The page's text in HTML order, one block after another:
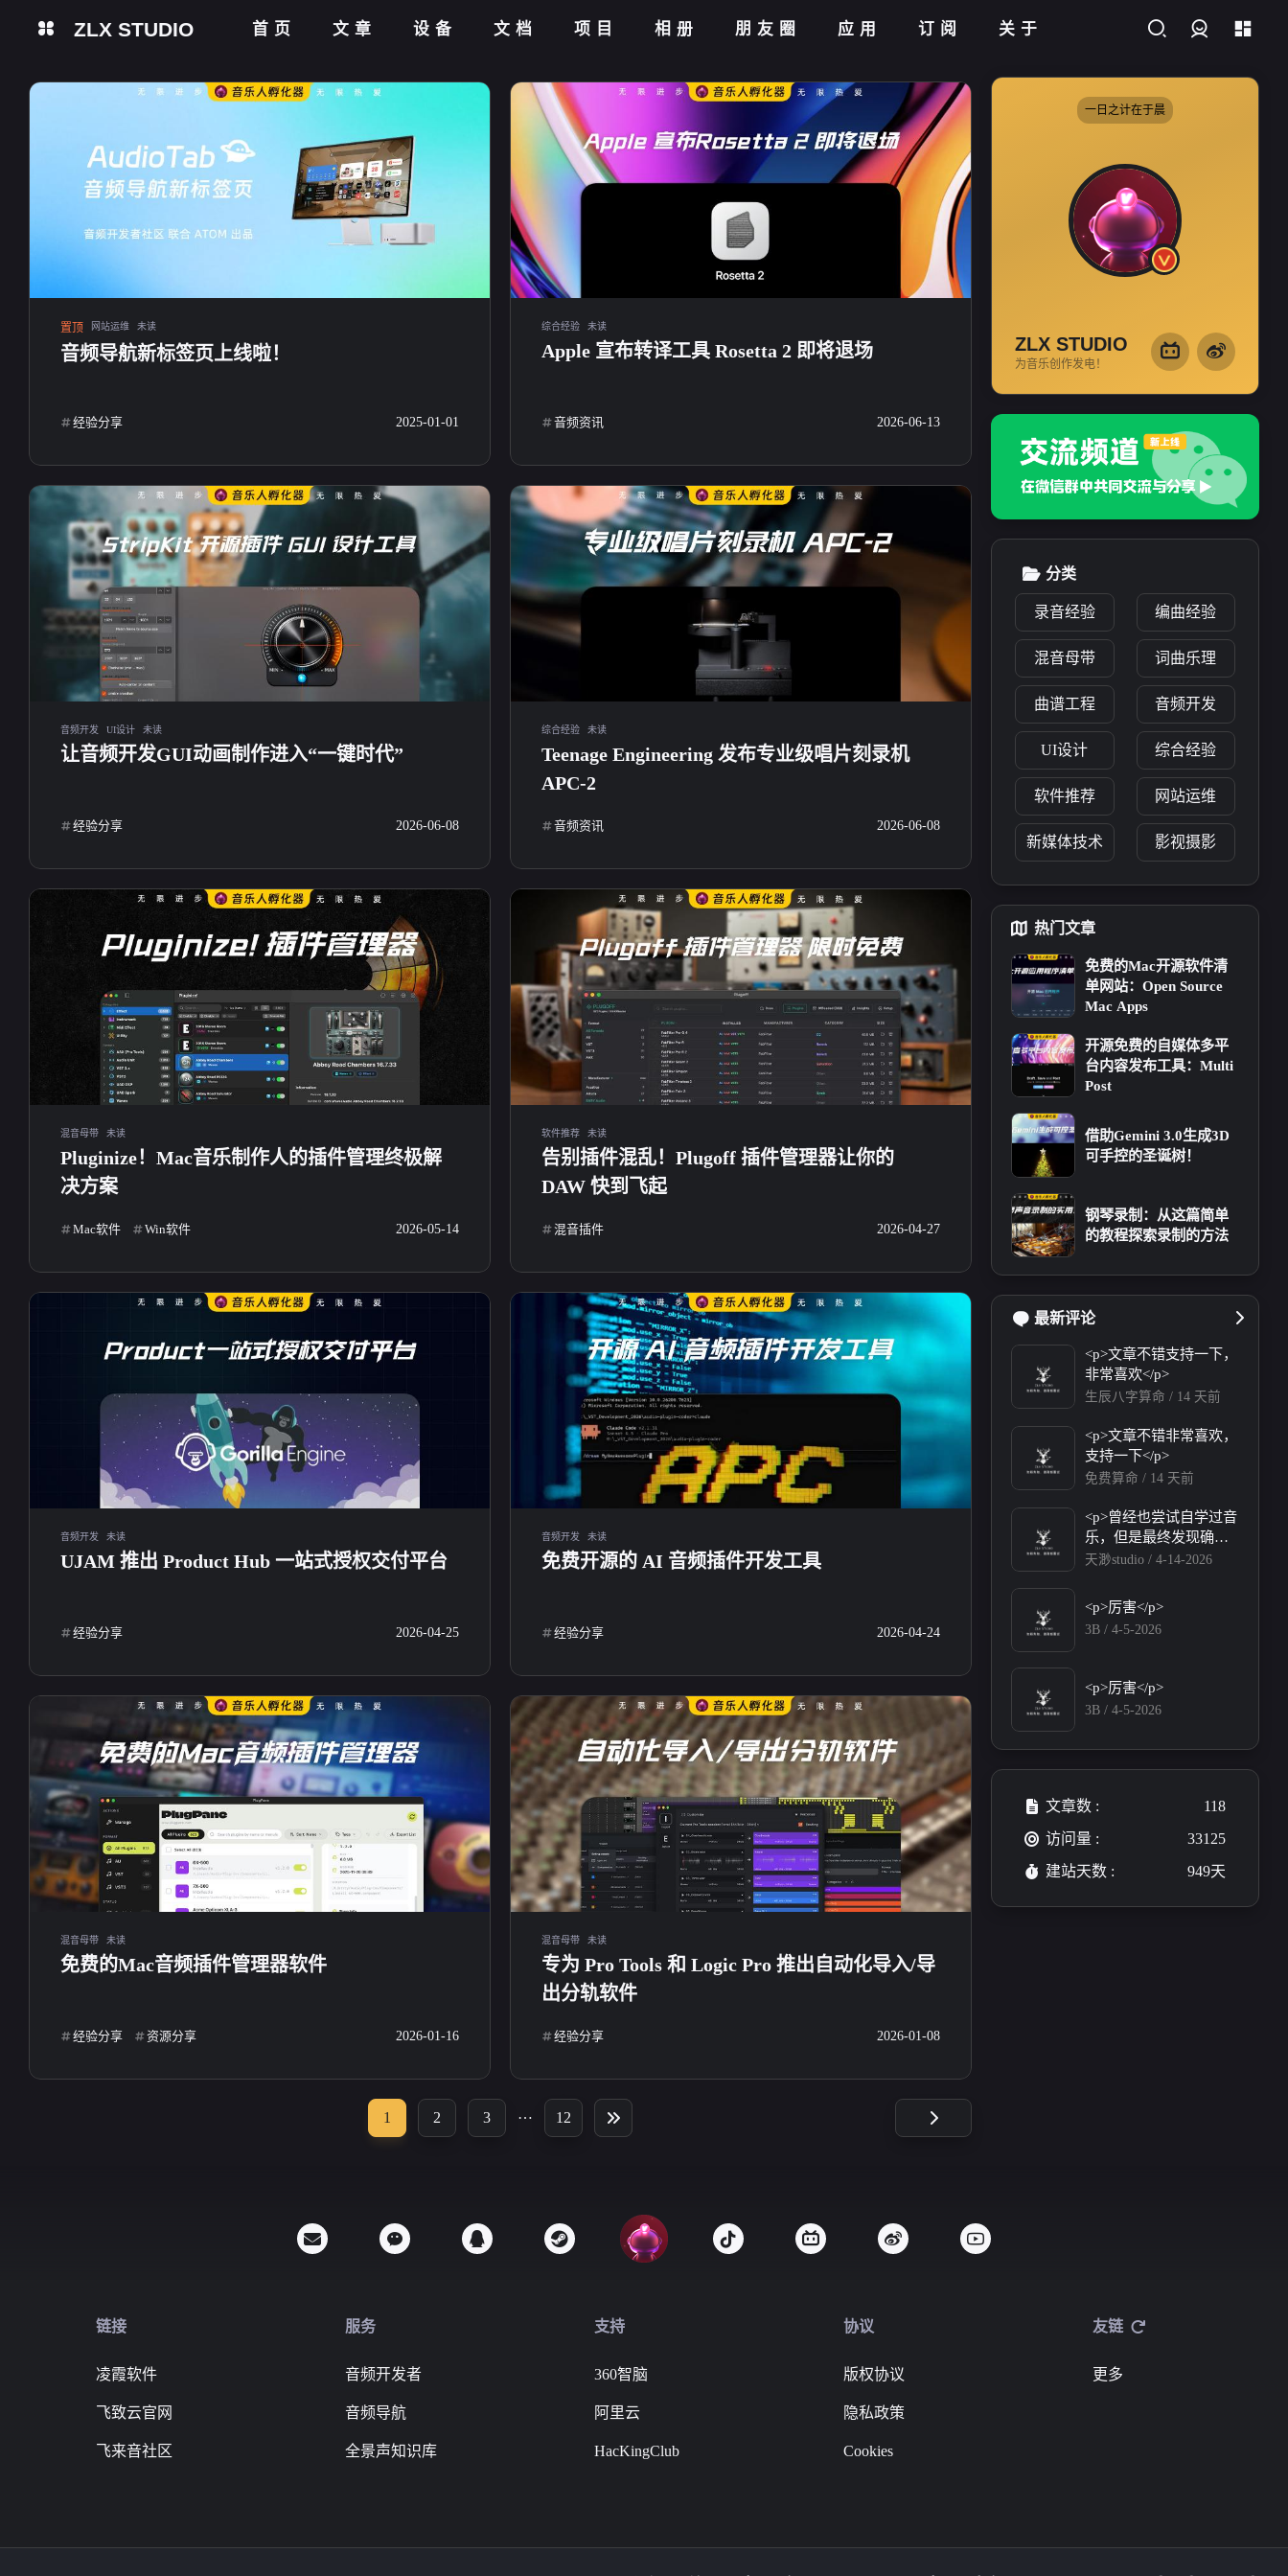
最近评论
stonewu
<p>文章不错支持一下，非常
喜欢</p>
14 天前
stonewu
<p>文章不错非常喜欢，支持
一下</p>
14 天前
<p>曾经也尝试自学过音乐，
但是最终发现确实没有这天
赋😂，还是有望以后靠AI音
互换下博主</p><p>我的名
href="https://tianmiao.site">htt
网站描述:天渺studio的小站
头像: <a target="_blank"
href="https://s21.ax1x.com/20
24/12/22/pAXtJat.jpg">https://
s21.ax1x.com/2024/12/22/pAX
tJat.jpg</a></p><p>网站RSS:
href="https://blog.tianmiao.site
/feed.xml">https://blog.tianmi
stonewu
<p>厉害</p>
<p>厉害</p>
4-5-2026
<p>我的名称: 小林酱博客
target="_blank"
m">https://blog.zxiaolin.com<
/a></p><p>网站描述: 小林酱
博客-记录生活，专注于自媒
体资源分享</p><p>网站头
像: <a target="_blank"
href="https://cdn.zxiaolin.com/
dn.zxiaolin.com/imgas/humuzi
4-2-2026
寻找感兴趣的领域
资源分享21 Win软件5 编曲音源8 混音插件2 曲谱分享
经验分享79 Mac软件10
六月 2026 五月 2026
1篇
四月 2026
3篇
一月 2026
十二月 2025 十月 2025 八月 2025
6
七月 2025
11篇
三月 2025
9篇
二月 2025
5篇 4篇
十二月 2024
3篇
十一月 2024
8篇
九月 2024
17篇
微信 支付宝
ZLX STUDIO 首页 文章 设备 文档 项目 相册 朋友圈 应用 订阅 关于
置顶 网站运维 未读
音频导航新标签页上线啦！
经验分享 2025-01-01
综合经验 未读
Apple 宣布转译工具 Rosetta 2 即将退场
音频资讯 2026-06-13
音频开发 UI设计 未读
让音频开发GUI动画制作进入“一键时代”
经验分享 2026-06-08
综合经验 未读
Teenage Engineering 发布专业级唱片刻录机
APC-2
音频资讯 2026-06-08
混音母带 未读
Pluginize！Mac音乐制作人的插件管理终极解
决方案
Mac软件 Win软件 2026-05-14
软件推荐 未读
告别插件混乱！Plugoff 插件管理器让你的
DAW 快到飞起
混音插件 2026-04-27
音频开发 未读
UJAM 推出 Product Hub 一站式授权交付平台
经验分享 2026-04-25
音频开发 未读
免费开源的 AI 音频插件开发工具
经验分享 2026-04-24
混音母带 未读
免费的Mac音频插件管理器软件
经验分享 资源分享 2026-01-16
混音母带 未读
专为 Pro Tools 和 Logic Pro 推出自动化导入/导
出分轨软件
经验分享 2026-01-08
1 2 3 … 12
一日之计在于晨
编曲、混音
等相关的问题和看法，还有在
音乐制作中的经验分享。相信
你可以在这里找到对你有用的
ZLX STUDIO
为音乐创作发电！
分类
录音经验 编曲经验
混音母带 词曲乐理
曲谱工程 音频开发
UI设计 综合经验
软件推荐 网站运维
新媒体技术 影视摄影
热门文章
免费的Mac开源软件清
单网站：Open Source
Mac Apps
开源免费的自媒体多平
台内容发布工具：Multi
Post
借助Gemini 3.0生成3D
可手控的圣诞树！
钢琴录制：从这篇简单
的教程探索录制的方法
最新评论
<p>文章不错支持一下，
非常喜欢</p>
生辰八字算命 / 14 天前
<p>文章不错非常喜欢，
支持一下</p>
免费算命 / 14 天前
<p>曾经也尝试自学过音
乐，但是最终发现确实
没有这天赋😂，还是有
现梦想</p><p>友联互换
下博主</p><p>我的名
称: 天渺studio</p><p>网
k" href="https://tianmiao.
site">https://tianmiao.site
</a></p><p>网站描述:天
ef="https://s21.ax1x.com/
2024/12/22/pAXtJat.jp
g">https://s21.ax1x.com/
</a></p><p>网站RSS: <a
天渺studio /4-14-2026
<p>厉害</p>
3B /4-5-2026
<p>厉害</p>
3B /4-5-2026
文章数 :
118
访问量 :
33125
建站天数 :
949天
链接
凌霞软件
飞致云官网
飞来音社区
服务
音频开发者
音频导航
全景声知识库
支持
360智脑
阿里云
HacKingClub
协议
版权协议
隐私政策
Cookies
友链
更多